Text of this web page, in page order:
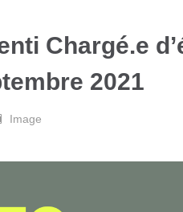
Chargé.e
2021
Image